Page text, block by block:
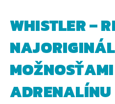
WHISTLER –
ADRENALÍNU